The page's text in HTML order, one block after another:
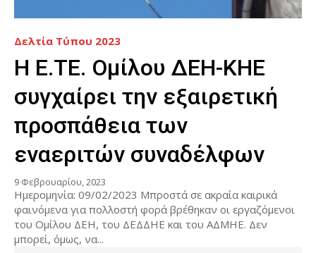
Δελτία Τύπου 2023
Η Ε.ΤΕ. Ομίλου ΔΕΗ-ΚΗΕ
συγχαίρει την εξαιρετική
προσπάθεια των
εναεριτών συναδέλφων
9 Φεβρουαρίου, 2023
Ημερομηνία: 09/02/2023 Μπροστά σε ακραία καιρικά
φαινόμενα για πολλοστή φορά βρέθηκαν οι εργαζόμενοι
του Ομίλου ΔΕΗ, του ΔΕΔΔΗΕ και του ΑΔΜΗΕ. Δεν
μπορεί, όμως, να...